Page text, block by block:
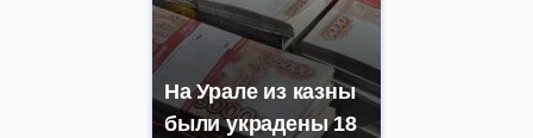
На Урале из казны
были украдены 18